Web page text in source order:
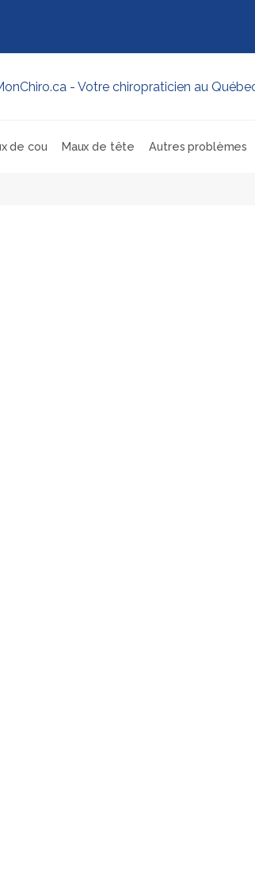
de cou Maux de tête Autres problèmes